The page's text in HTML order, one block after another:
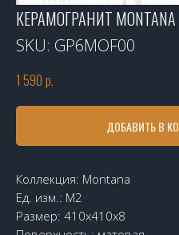
КЕРАМОГРАНИТ MONTANA
SKU: GP6MOF00
1 590 р.
ДОБАВИТЬ В
Коллекция: Montana
Ед. изм.: М2
Размер: 410х410х8